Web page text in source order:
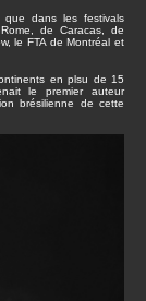
dans les festivals
de Caracas, de
le FTA de Montréal et
en plsu de 15
le premier auteur
brésilienne de cette